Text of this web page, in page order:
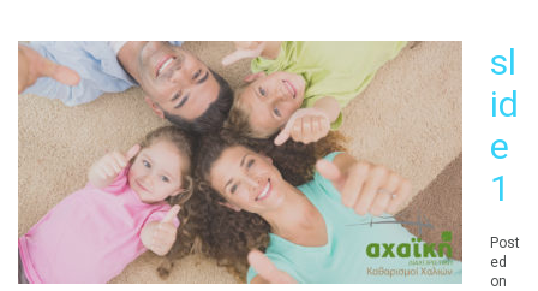
sl
id
e
1
Post
ed
on